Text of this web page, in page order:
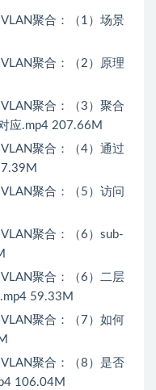
聚合：（1）场景
聚合：（2）原理
聚合：（3）聚合
应.mp4 207.66M
聚合：（4）通过
聚合：（5）访问
聚合：（6）sub-
聚合：（6）二层
59.33M
聚合：（7）如何
聚合：（8）是否
106.04M